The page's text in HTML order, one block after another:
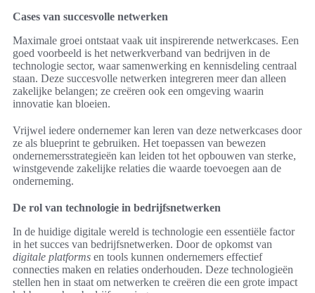
Cases van succesvolle netwerken
Maximale groei ontstaat vaak uit inspirerende netwerkcases. Een
goed voorbeeld is het netwerkverband van bedrijven in de
technologie sector, waar samenwerking en kennisdeling centraal
staan. Deze succesvolle netwerken integreren meer dan alleen
zakelijke belangen; ze creëren ook een omgeving waarin
innovatie kan bloeien.
Vrijwel iedere ondernemer kan leren van deze netwerkcases door
ze als blueprint te gebruiken. Het toepassen van bewezen
ondernemersstrategieën kan leiden tot het opbouwen van sterke,
winstgevende zakelijke relaties die waarde toevoegen aan de
onderneming.
De rol van technologie in bedrijfsnetwerken
In de huidige digitale wereld is technologie een essentiële factor
in het succes van bedrijfsnetwerken. Door de opkomst van
digitale platforms en tools kunnen ondernemers effectief
connecties maken en relaties onderhouden. Deze technologieën
stellen hen in staat om netwerken te creëren die een grote impact